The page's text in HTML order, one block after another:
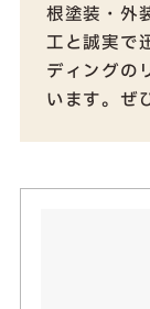
根塗装・外
工と誠実で
ディングの
います。ぜ